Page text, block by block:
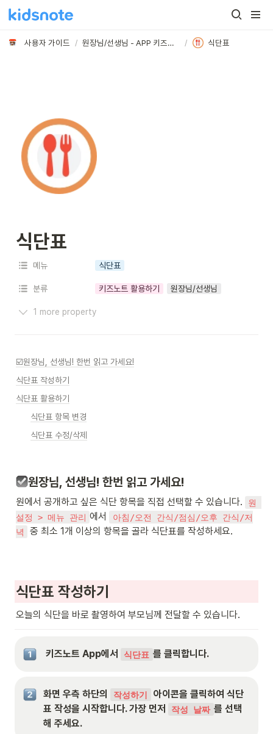
사용자 가이드 / 원장님/선생님 - APP 키즈노트 메뉴 활용하기 / 식단표
식단표
메뉴 식단표
분류 키즈노트 활용하기 원장님/선생님
1 more property
☑️원장님, 선생님! 한번 읽고 가세요!
식단표 작성하기
식단표 활용하기
식단표 항목 변경
식단표 수정/삭제
원장님, 선생님! 한번 읽고 가세요!
원에서 공개하고 싶은 식단 항목을 직접 선택할 수 있습니다.
원
설정 > 메뉴 관리 에서
아침/오전 간식/점심/오후 간식/저
녁
중 최소 1개 이상의 항목을 골라 식단표를 작성하세요.
식단표 작성하기
오늘의 식단을 바로 촬영하여 부모님께 전달할 수 있습니다.
키즈노트 App에서 식단표 를 클릭합니다.
화면 우측 하단의 작성하기
아이콘을 클릭하여 식단
표 작성을 시작합니다. 가장 먼저
작성 날짜 를 선택
해 주세요.